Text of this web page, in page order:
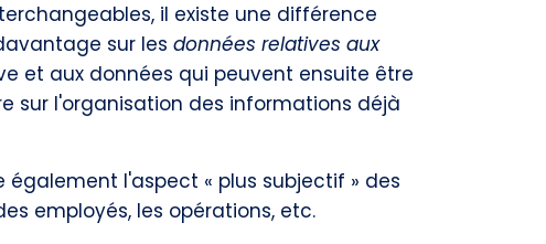
il existe une différence
sur les données relatives aux
et aux données qui peuvent ensuite être
sur l'organisation des informations déjà
également l'aspect « plus subjectif » des
employés, les opérations, etc.